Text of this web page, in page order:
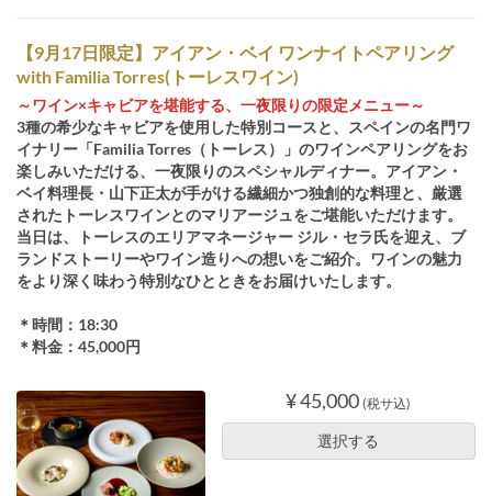
【9月17日限定】アイアン・ベイ ワンナイトペアリング
with Familia Torres(トーレスワイン)
～ワイン×キャビアを堪能する、一夜限りの限定メニュー～
3種の希少なキャビアを使用した特別コースと、スペインの名門ワ
イナリー「Familia Torres（トーレス）」のワインペアリングをお
楽しみいただける、一夜限りのスペシャルディナー。アイアン・
ベイ料理長・山下正太が手がける繊細かつ独創的な料理と、厳選
されたトーレスワインとのマリアージュをご堪能いただけます。
当日は、トーレスのエリアマネージャー ジル・セラ氏を迎え、ブ
ランドストーリーやワイン造りへの想いをご紹介。ワインの魅力
をより深く味わう特別なひとときをお届けいたします。
＊時間：18:30
＊料金：45,000円
¥ 45,000 (税サ込)
選択する